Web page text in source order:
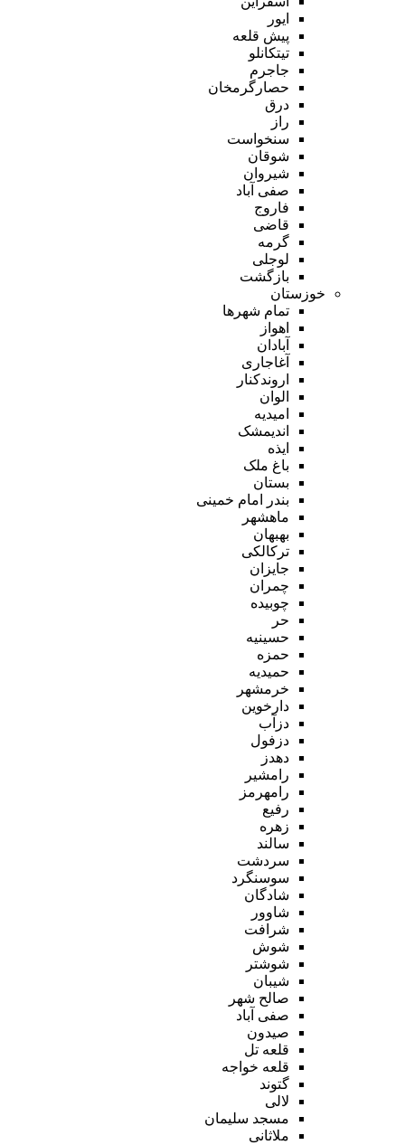
ایور
پیش قلعه
تیتکانلو
جاجرم
حصارگرمخان
درق
راز
سنخواست
شوقان
شیروان
صفی آباد
فاروج
قاضی
گرمه
لوجلی
بازگشت
خوزستان
تمام شهر‌ها
اهواز
آبادان
آغاجاری
اروندکنار
الوان
امیدیه
اندیمشک
ایذه
باغ ملک
بستان
بندر امام خمینی
ماهشهر
بهبهان
ترکالکی
جایزان
چمران
چوبیده
حر
حسینیه
حمزه
حمیدیه
خرمشهر
دارخوین
دزآب
دزفول
دهدز
رامشیر
رامهرمز
رفیع
زهره
سالند
سردشت
سوسنگرد
شادگان
شاوور
شرافت
شوش
شوشتر
شیبان
صالح شهر
صفی آباد
صیدون
قلعه تل
قلعه خواجه
گتوند
لالی
مسجد سلیمان
ملاثانی